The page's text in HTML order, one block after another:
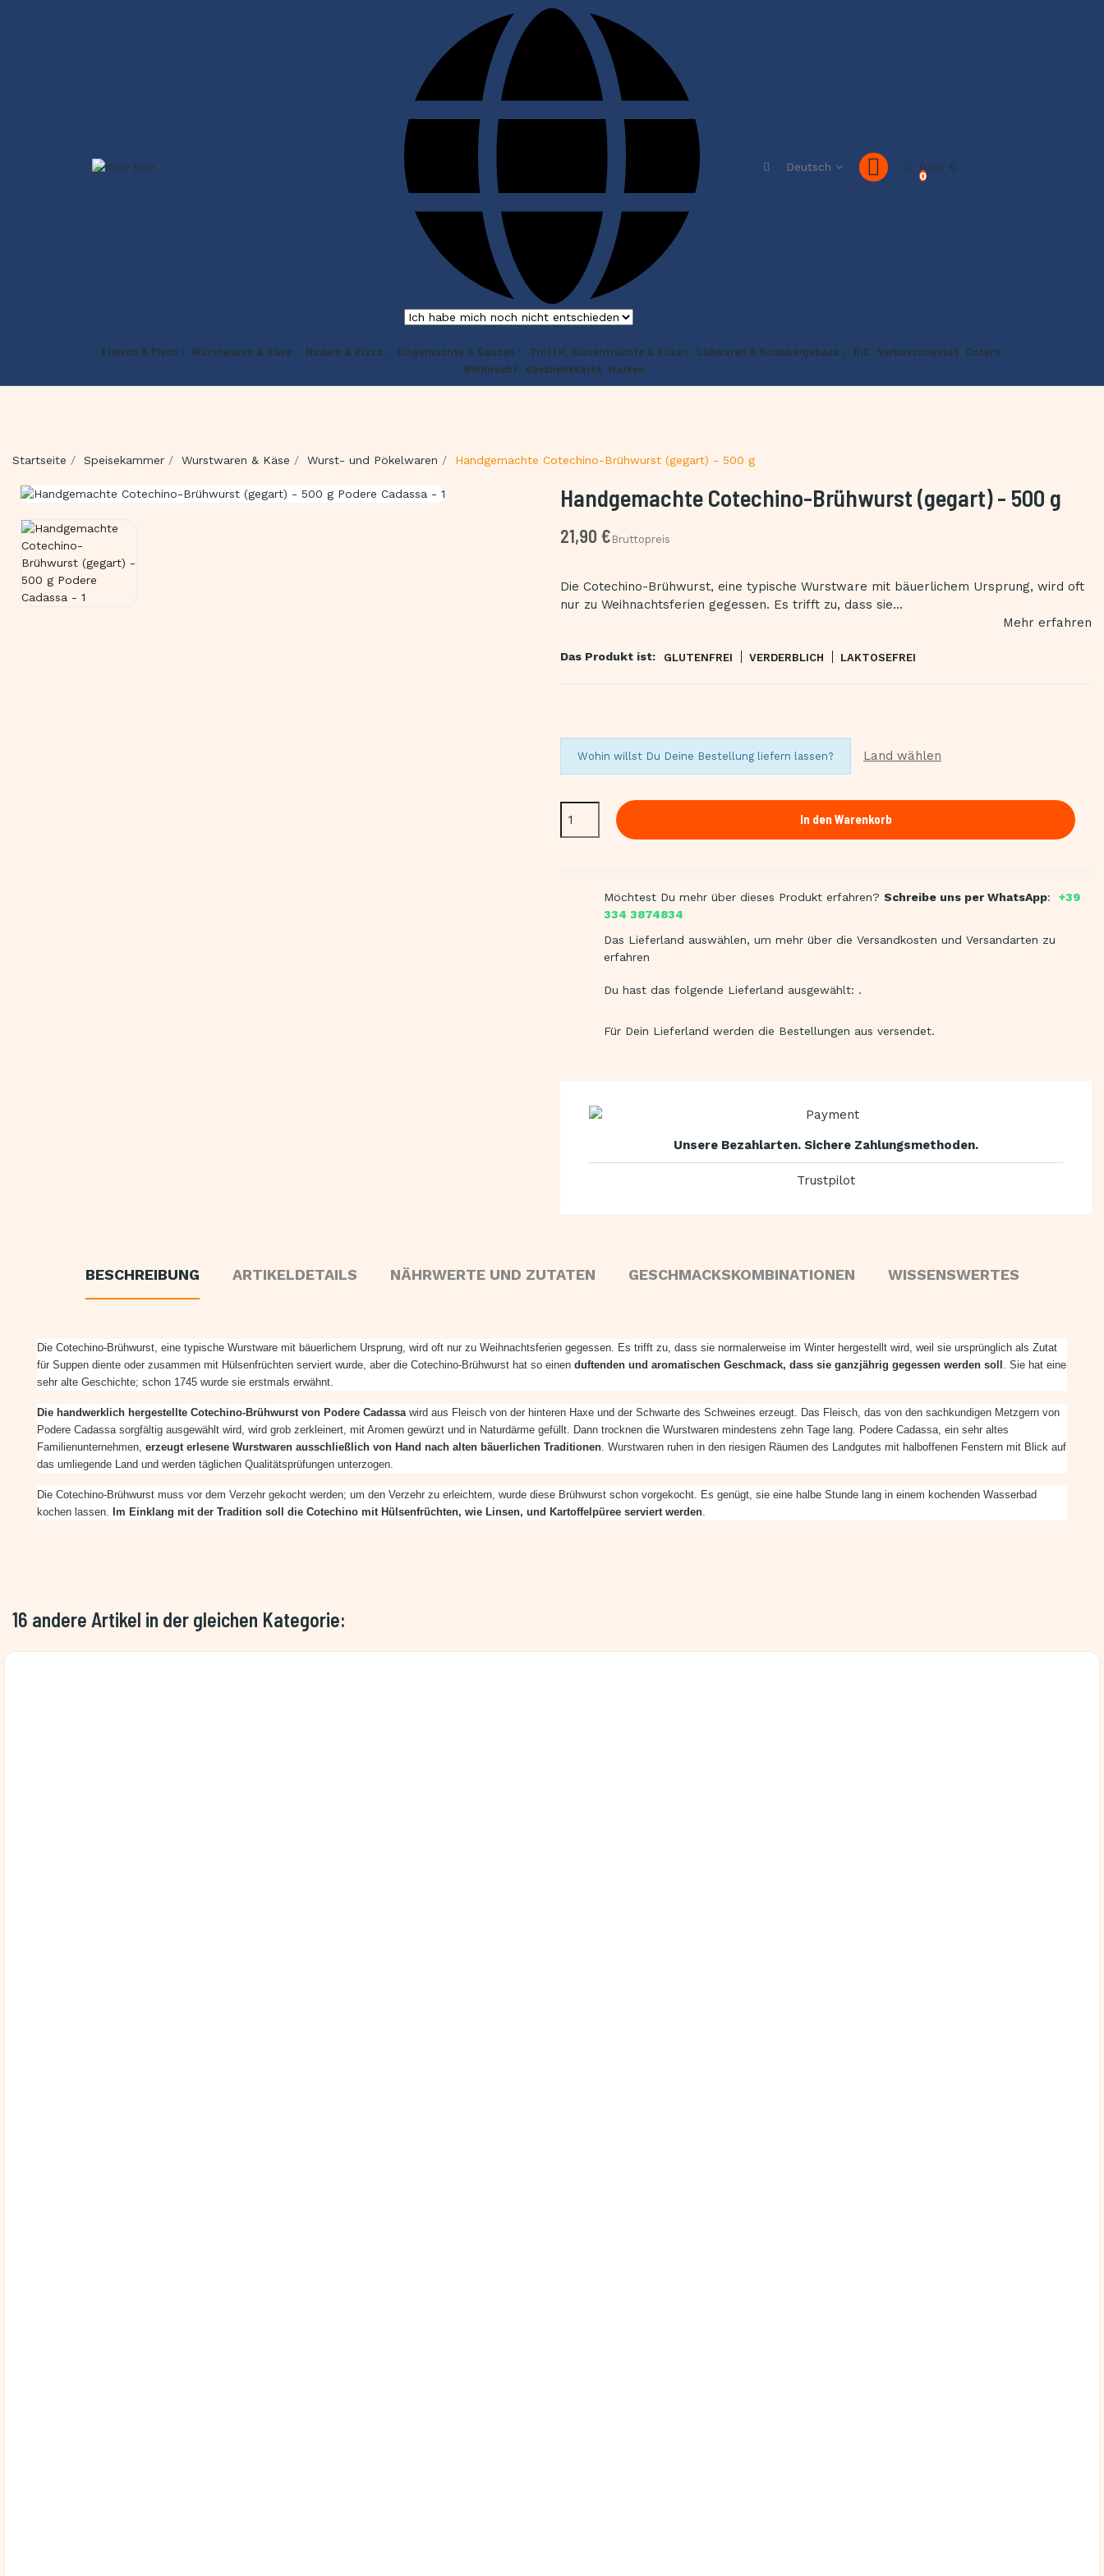
Deutsch 0,00 €
0
Fleisch & Fisch Wurstwaren & Käse Nudeln & Pizza Eingemachte & Saucen Trüffel, Hülsenfrüchte & Pilze Süßwaren & Knabbergebäck BIO Verkostungsset
Ostern
Weihnacht
Geschenkkarte Marken
Startseite Speisekammer Wurstwaren & Käse Wurst- und Pökelwaren Handgemachte Cotechino-Brühwurst (gegart) - 500 g
Handgemachte Cotechino-Brühwurst (gegart) - 500 g
21,90 € Bruttopreis
Die Cotechino-Brühwurst, eine typische Wurstware mit bäuerlichem Ursprung, wird oft
nur zu Weihnachtsferien gegessen. Es trifft zu, dass sie...
Mehr erfahren
Das Produkt ist: GLUTENFREI VERDERBLICH LAKTOSEFREI
Wohin willst Du Deine Bestellung liefern lassen? Land wählen
In den Warenkorb
Möchtest Du mehr über dieses Produkt erfahren? Schreibe uns per WhatsApp:
+39
334 3874834
Das Lieferland auswählen, um mehr über die Versandkosten und Versandarten zu
erfahren
Du hast das folgende Lieferland ausgewählt: .
Für Dein Lieferland werden die Bestellungen aus versendet.
Unsere Bezahlarten. Sichere Zahlungsmethoden.
Trustpilot
BESCHREIBUNG ARTIKELDETAILS NÄHRWERTE UND ZUTATEN GESCHMACKSKOMBINATIONEN WISSENSWERTES
Die Cotechino-Brühwurst, eine typische Wurstware mit bäuerlichem Ursprung, wird oft nur zu Weihnachtsferien gegessen. Es trifft zu, dass sie normalerweise im Winter hergestellt wird, weil sie ursprünglich als Zutat
für Suppen diente oder zusammen mit Hülsenfrüchten serviert wurde, aber die Cotechino-Brühwurst hat so einen duftenden und aromatischen Geschmack, dass sie ganzjährig gegessen werden soll
. Sie hat eine
sehr alte Geschichte; schon 1745 wurde sie erstmals erwähnt.
Die handwerklich hergestellte Cotechino-Brühwurst von Podere Cadassa wird aus Fleisch von der hinteren Haxe und der Schwarte des Schweines erzeugt. Das Fleisch, das von den sachkundigen Metzgern von
Podere Cadassa sorgfältig ausgewählt wird, wird grob zerkleinert, mit Aromen gewürzt und in Naturdärme gefüllt. Dann trocknen die Wurstwaren mindestens zehn Tage lang. Podere Cadassa, ein sehr altes
Familienunternehmen, erzeugt erlesene Wurstwaren ausschließlich von Hand nach alten bäuerlichen Traditionen . Wurstwaren ruhen in den riesigen Räumen des Landgutes mit halboffenen Fenstern mit Blick auf
das umliegende Land und werden täglichen Qualitätsprüfungen unterzogen.
Die Cotechino-Brühwurst muss vor dem Verzehr gekocht werden; um den Verzehr zu erleichtern, wurde diese Brühwurst schon vorgekocht. Es genügt, sie eine halbe Stunde lang in einem kochenden Wasserbad
kochen lassen.
Im Einklang mit der Tradition soll die Cotechino mit Hülsenfrüchten, wie Linsen, und Kartoffelpüree serviert werden
16 andere Artikel in der gleichen Kategorie: